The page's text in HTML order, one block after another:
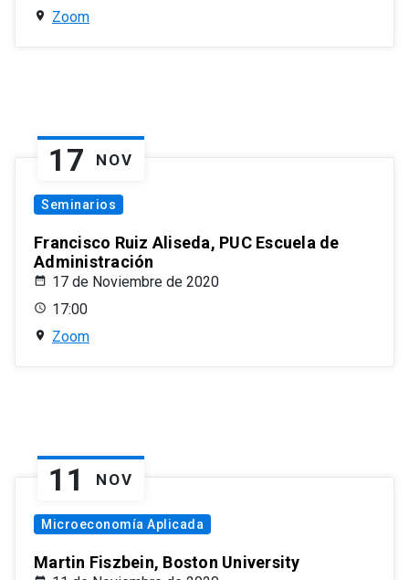
Zoom
17 NOV
Seminarios
Francisco Ruiz Aliseda, PUC Escuela de
Administración
17 de Noviembre de 2020
17:00
Zoom
11 NOV
Microeconomía Aplicada
Martin Fiszbein, Boston University